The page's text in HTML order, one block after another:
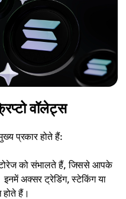
वॉलेट्स
प्रकार होते हैं:
को संभालते हैं, जिससे आपके
इनमें अक्सर ट्रेडिंग, स्टेकिंग या
होते हैं।